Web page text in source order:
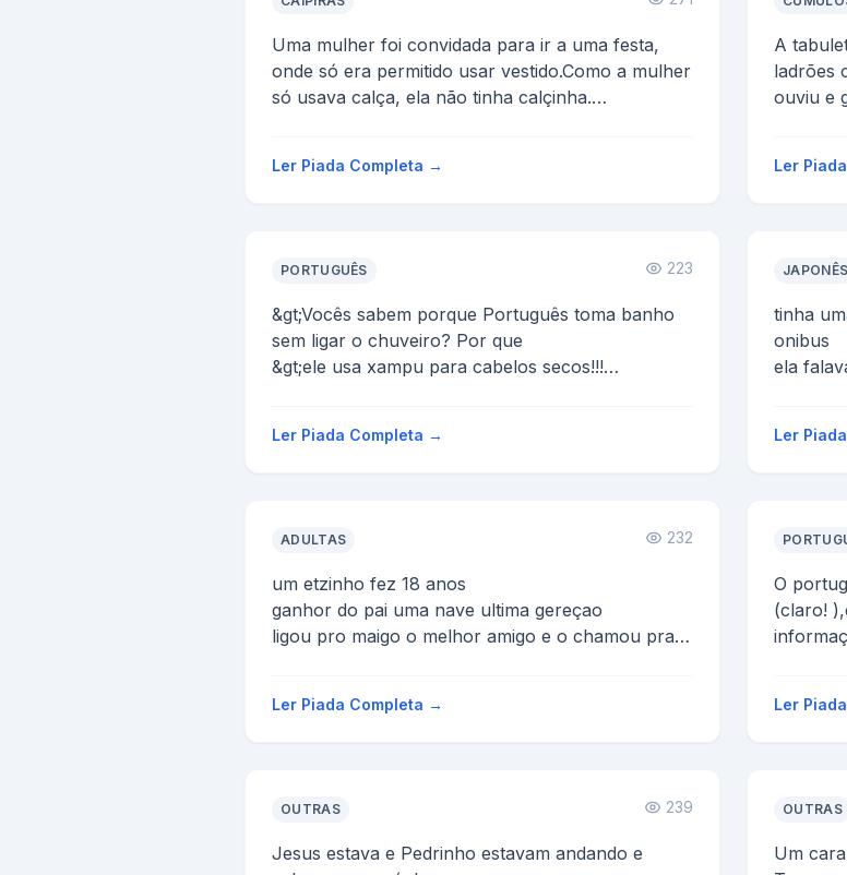
Uma mulher foi convidada para ir a uma festa,
onde só era permitido usar vestido.Como a mulher
só usava calça, ela não tinha calçinha.
Ler Piada Completa →
A
ladrões
ouviu e
Ler
PORTUGUÊS 223
&gt;Vocês sabem porque Português toma banho
sem ligar o chuveiro? Por que
&gt;ele usa xampu para cabelos secos!!!
Ler Piada Completa →
JAPONÊS
tinha
onibus
ela
...
Ler
ADULTAS 232
um etzinho fez 18 anos
ganhor do pai uma nave ultima gereçao
ligou pro maigo o melhor amigo e o chamou pra
Ler Piada Completa →
O
(claro!
Ler
OUTRAS 239
Jesus estava e Pedrinho estavam andando e
OUTRAS
Um